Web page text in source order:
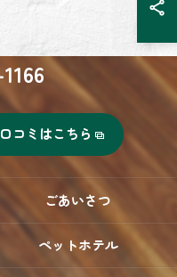
口コミはこちら
ごあいさつ
ペットホテル